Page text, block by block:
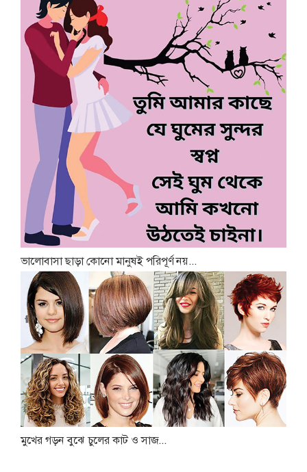
ভালোবাসা ছাড়া কোনো মানুষই পরিপূর্ণ নয়...
মুখের গড়ন বুঝে চুলের কাট ও সাজ...